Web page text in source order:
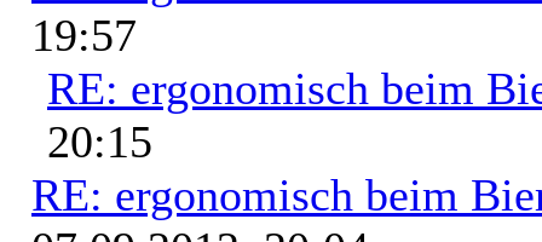
19:57
RE: ergonomisch beim
20:15
RE: ergonomisch beim